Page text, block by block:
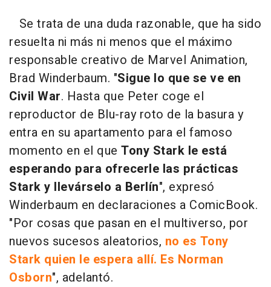
Se trata de una duda razonable, que ha sido
resuelta ni más ni menos que el máximo
responsable creativo de Marvel Animation,
Brad Winderbaum. "Sigue lo que se ve en
Civil War. Hasta que Peter coge el
reproductor de Blu-ray roto de la basura y
entra en su apartamento para el famoso
momento en el que Tony Stark le está
esperando para ofrecerle las prácticas
Stark y llevárselo a Berlín", expresó
Winderbaum en declaraciones a ComicBook.
"Por cosas que pasan en el multiverso, por
nuevos sucesos aleatorios, no es Tony
Stark quien le espera allí. Es Norman
Osborn", adelantó.